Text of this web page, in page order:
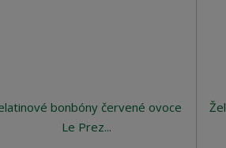
bonbóny červené ovoce
Le Prez...